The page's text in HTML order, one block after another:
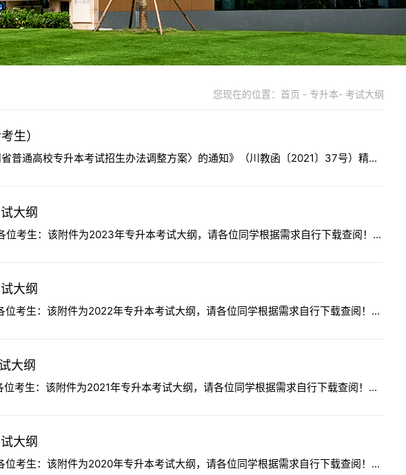
您现在的位置：首页 - 专升本- 考试大纲
生）
普通高校专升本考试招生办法调整方案〉的通知》（川教函〔2021〕37号）精...
大纲
考生：该附件为2023年专升本考试大纲，请各位同学根据需求自行下载查阅！...
大纲
考生：该附件为2022年专升本考试大纲，请各位同学根据需求自行下载查阅！...
大纲
考生：该附件为2021年专升本考试大纲，请各位同学根据需求自行下载查阅！...
大纲
考生：该附件为2020年专升本考试大纲，请各位同学根据需求自行下载查阅！...